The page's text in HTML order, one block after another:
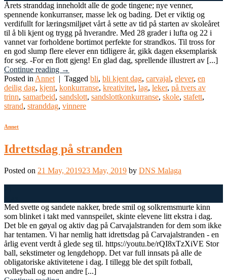
Årets stranddag inneholdt alle de gode tingene; nye venner,
spennende konkurranser, masse lek og bading. Det er viktig og
verdifullt for læringsmiljøet vårt å sette av tid på starten av skoleåret
til å bli kjent og trygg på hverandre. Med 28 grader i lufta og 22 i
vannet var forholdene bortimot perfekte for strandkos. Til tross for
en god slump flere elever enn tidligere år, gikk dagen eksemplarisk
for seg. -For en flott gjeng! En glad dag, sprellende illustrert av [...]
Continue reading →
Posted in Annet | Tagged bli, bli kjent dag, carvajal, elever, en
deilig dag, kjent, konkurranse, kreativitet, lag, leker, på tvers av
trinn, samarbeid, sandslott, sandslottkonkurranse, skole, stafett,
strand, stranddag, vinnere
Annet
Idrettsdag på stranden
Posted on 21 May, 201923 May, 2019 by DNS Malaga
Med svette og sandete nakker, brede smil og solkremsmurte kinn
som blinket i takt med vannspeilet, skinte elevene litt ekstra i dag.
Det ble en gøyal og aktiv dag på Carvajalstranden for dem som ikke
har tentamen. Vi har nemlig hatt idrettsdag på Carvajalstranden - en
årlig event verdt å glede seg til. https://youtu.be/rQI8xTzXiVE Stor
ball, sekstimeter og lengdehopp. Det var full innsats på alle de
obligatoriske aktivitetene i dag. I tillegg ble det spilt fotball,
volleyball og noen andre [...]